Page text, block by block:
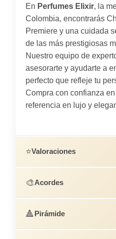
En Perfumes Elixir, la
Colombia, encontrarás
Premiere y una cuidada
de las más prestigiosas
Nuestro equipo de
asesorarte y ayudarte a
perfecto que refleje tu
Compra con confianza
referencia en lujo y
⭐Valoraciones
🎨Acordes
🔺Pirámide